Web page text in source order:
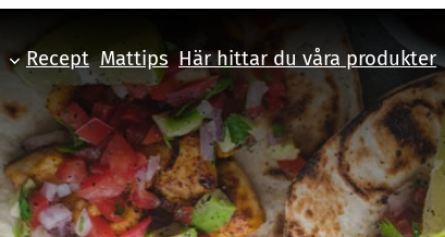
Recept Mattips Här hittar du våra produkter